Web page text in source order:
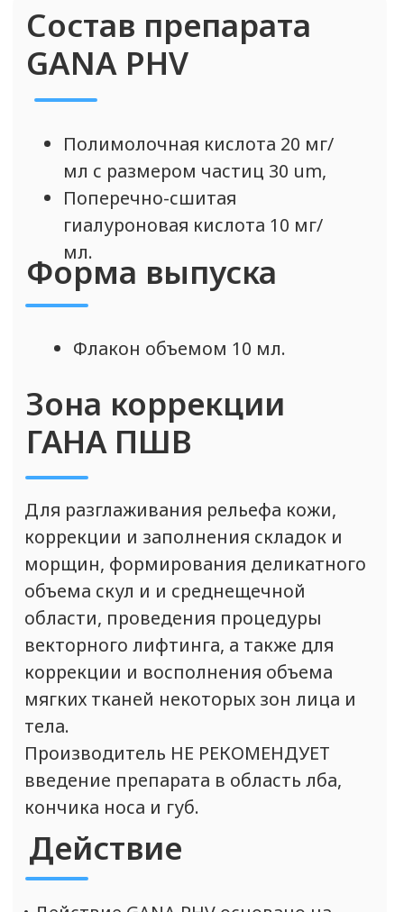
векторного лифтинга, а также для
коррекции и восполнения объема
мягких тканей некоторых зон лица и
Производитель НЕ РЕКОМЕНДУЕТ
кончика носа и губ.
Действие
• Действие GANA PHV основано на
стимуляции процесса неоколлагенеза
и реструктуризации дермального
матрикса.
высокоадаптивный матрикс для
кислоты стимулируют образование и
заполнение участков дермы новыми
волокнами коллагена.
• В результате комбинированное
кожи, делает ее более упругой и
продлевает омолаживающий эффект.
Техника введения для
GANA PHV
Размер иглы:
игла или канюля
21-23G
Техники:при работе с
препаратом рекомендуется
канюльная техника
Глубина введения:
ретикулярная дерма
Расстояние между вколами:
вводить в зону равную по
более 1,2 мл препарата.
Повышается риск побочных